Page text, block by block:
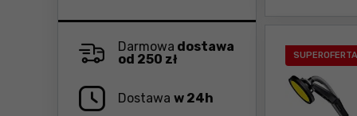
Darmowa dostawa
od 250 zł
Dostawa w 24h
SUPEROFERTA